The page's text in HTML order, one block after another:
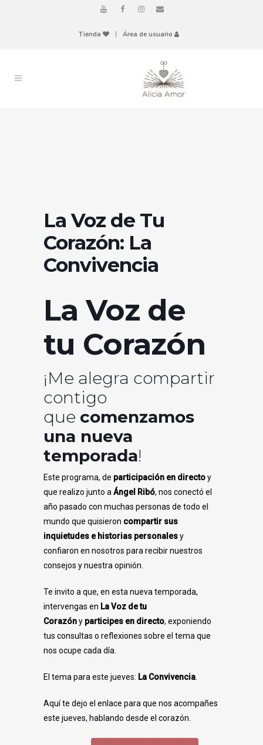
Tienda Área de usuario
La Voz de Tu
Corazón: La
Convivencia
La Voz de
tu Corazón
¡Me alegra compartir
contigo
que comenzamos
una nueva
temporada!
Este programa, de participación en directoy
que realizo junto a Ángel Ribó, nos conectó el
año pasado con muchas personas de todo el
mundo que quisieron compartir sus
inquietudes e historias personalesy
confiaron en nosotros para recibir nuestros
consejos y nuestra opinión.
Te invito a que, en esta nueva temporada,
intervengas en La Voz de tu
Corazóny participes en directo, exponiendo
tus consultas o reflexiones sobre el tema que
nos ocupe cada día.
El tema para este jueves: La Convivencia
Aquí te dejo el enlace para que nos acompañes
este jueves, hablando desde el corazón.